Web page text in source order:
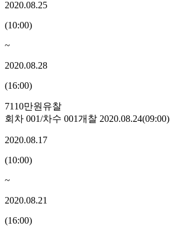
2020.08.25
(10:00)
~
2020.08.28
(16:00)
7110만원 유찰
회차 001/차수 001개찰 2020.08.24(09:00)
2020.08.17
(10:00)
~
2020.08.21
(16:00)